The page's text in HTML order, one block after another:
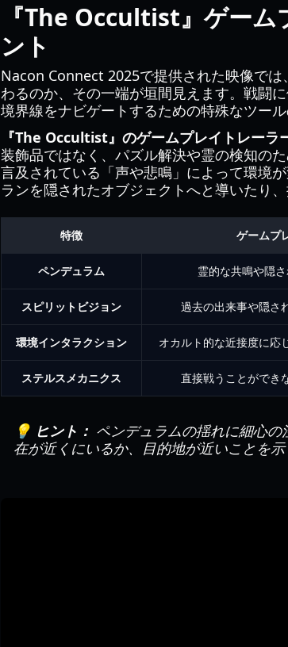
『The Occultist』ゲー
ント
Nacon Connect 2025で提供された映像で
わるのか、その一端が垣間見えます。戦闘
境界線をナビゲートするための特殊なツー
『The Occultist』のゲームプレイトレーラ
装飾品ではなく、パズル解決や霊の検知の
言及されている「声や悲鳴」によって環境
ランを隠されたオブジェクトへと導いたり
特徴 ゲームプ
ペンデュラム 霊的な共鳴や隠さ
スピリットビジョン 過去の出来事や隠さ
環境インタラクション オカルト的な近接度に応
ステルスメカニクス 直接戦うことができ
💡 ヒント： ペンデュラムの揺れに細心
在が近くにいるか、目的地が近いことを示